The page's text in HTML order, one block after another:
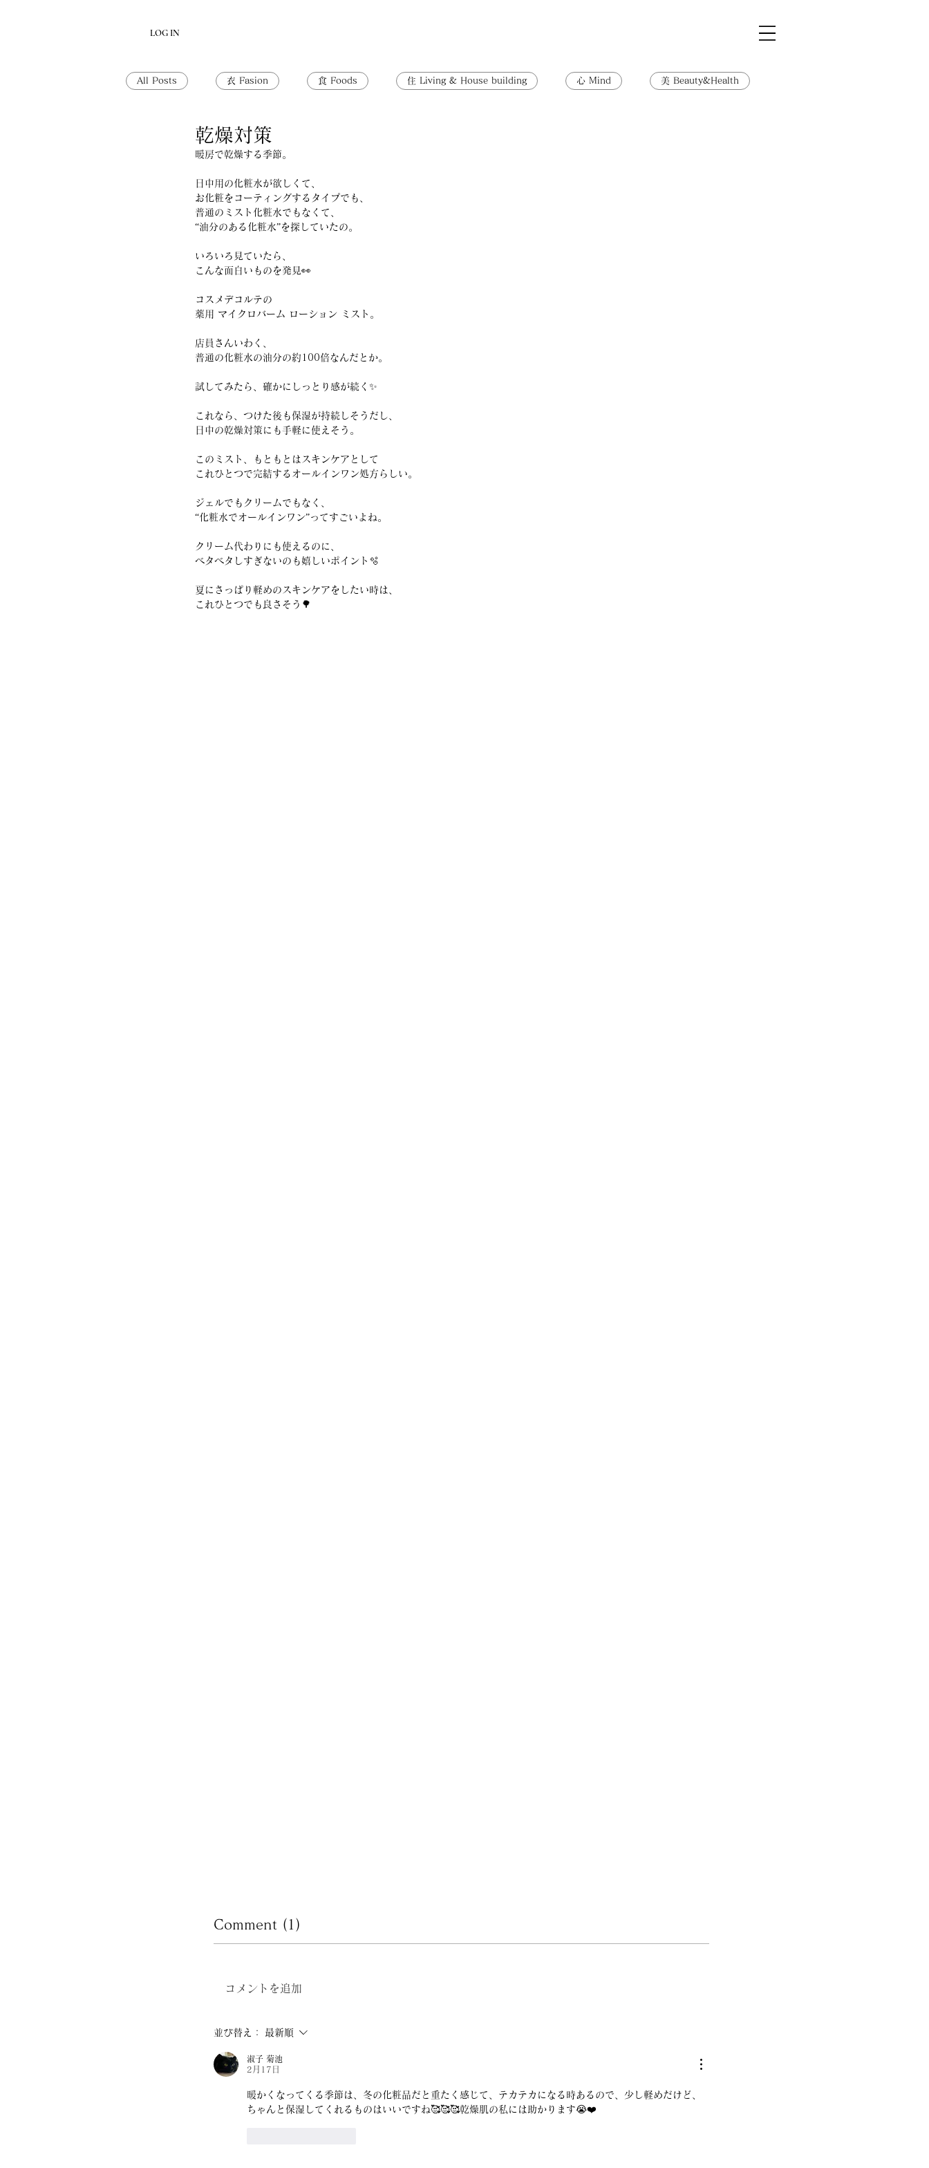
LOG IN
All Posts 衣 Fasion 食 Foods 住 Living & House building 心 Mind 美 Beauty&Health
乾燥対策
暖房で乾燥する季節。
日中用の化粧水が欲しくて、
お化粧をコーティングするタイプでも、
普通のミスト化粧水でもなくて、
“油分のある化粧水”を探していたの。
いろいろ見ていたら、
こんな面白いものを発見👀
コスメデコルテの
薬用 マイクロバーム ローション ミスト。
店員さんいわく、
普通の化粧水の油分の約100倍なんだとか。
試してみたら、確かにしっとり感が続く✨
これなら、つけた後も保湿が持続しそうだし、
日中の乾燥対策にも手軽に使えそう。
このミスト、もともとはスキンケアとして
これひとつで完結するオールインワン処方らしい。
ジェルでもクリームでもなく、
“化粧水でオールインワン”ってすごいよね。
クリーム代わりにも使えるのに、
ベタベタしすぎないのも嬉しいポイント🫧
夏にさっぱり軽めのスキンケアをしたい時は、
これひとつでも良さそう🌳
Comment (1)
コメントを追加
並び替え： 最新順
淑子 菊池
2月17日
暖かくなってくる季節は、冬の化粧品だと重たく感じて、テカテカになる時あるので、少し軽めだけど、
ちゃんと保湿してくれるものはいいですね🥰🥰🥰乾燥肌の私には助かります😭❤️